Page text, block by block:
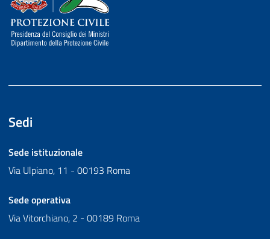
Sedi
Sede istituzionale
Via Ulpiano, 11 - 00193 Roma
Sede operativa
Via Vitorchiano, 2 - 00189 Roma